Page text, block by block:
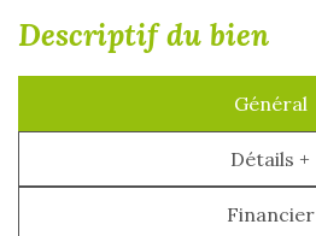
descriptif du bien
Général
Détails +
Financier